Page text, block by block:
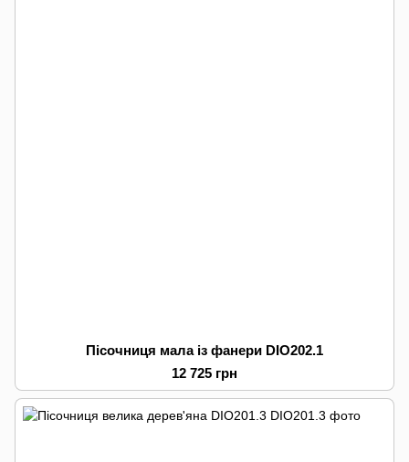
Пісочниця мала із фанери DIO202.1
12 725 грн